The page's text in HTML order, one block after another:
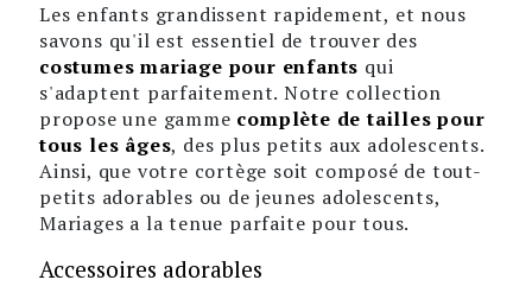
Les enfants grandissent rapidement, et nous
savons qu'il est essentiel de trouver des
costumes mariage pour enfants qui
s'adaptent parfaitement. Notre collection
propose une gamme complète de tailles pour
tous les âges, des plus petits aux adolescents.
Ainsi, que votre cortège soit composé de tout-
petits adorables ou de jeunes adolescents,
Mariages a la tenue parfaite pour tous.
Accessoires adorables